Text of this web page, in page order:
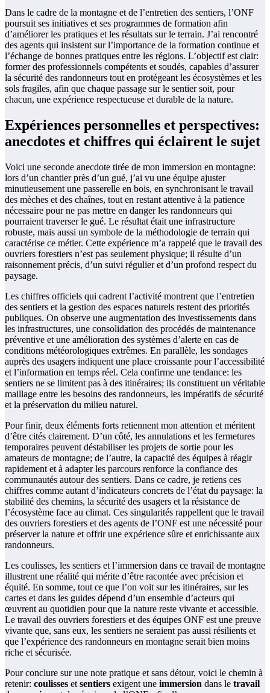
Dans le cadre de la montagne et de l’entretien des sentiers, l’ONF
poursuit ses initiatives et ses programmes de formation afin
d’améliorer les pratiques et les résultats sur le terrain. J’ai rencontré
des agents qui insistent sur l’importance de la formation continue et
l’échange de bonnes pratiques entre les régions. L’objectif est clair:
former des professionnels compétents et soudés, capables d’assurer
la sécurité des randonneurs tout en protégeant les écosystèmes et les
sols fragiles, afin que chaque passage sur le sentier soit, pour
chacun, une expérience respectueuse et durable de la nature.
Expériences personnelles et perspectives:
anecdotes et chiffres qui éclairent le sujet
Voici une seconde anecdote tirée de mon immersion en montagne:
lors d’un chantier près d’un gué, j’ai vu une équipe ajuster
minutieusement une passerelle en bois, en synchronisant le travail
des mèches et des chaînes, tout en restant attentive à la patience
nécessaire pour ne pas mettre en danger les randonneurs qui
pourraient traverser le gué. Le résultat était une infrastructure
robuste, mais aussi un symbole de la méthodologie de terrain qui
caractérise ce métier. Cette expérience m’a rappelé que le travail des
ouvriers forestiers n’est pas seulement physique; il résulte d’un
raisonnement précis, d’un suivi régulier et d’un profond respect du
paysage.
Les chiffres officiels qui cadrent l’activité montrent que l’entretien
des sentiers et la gestion des espaces naturels restent des priorités
publiques. On observe une augmentation des investissements dans
les infrastructures, une consolidation des procédés de maintenance
préventive et une amélioration des systèmes d’alerte en cas de
conditions météorologiques extrêmes. En parallèle, les sondages
auprès des usagers indiquent une place croissante pour l’accessibilité
et l’information en temps réel. Cela confirme une tendance: les
sentiers ne se limitent pas à des itinéraires; ils constituent un véritable
maillage entre les besoins des randonneurs, les impératifs de sécurité
et la préservation du milieu naturel.
Pour finir, deux éléments forts retiennent mon attention et méritent
d’être cités clairement. D’un côté, les annulations et les fermetures
temporaires peuvent déstabiliser les projets de sortie pour les
amateurs de montagne; de l’autre, la capacité des équipes à réagir
rapidement et à adapter les parcours renforce la confiance des
communautés autour des sentiers. Dans ce cadre, je retiens ces
chiffres comme autant d’indicateurs concrets de l’état du paysage: la
stabilité des chemins, la sécurité des usagers et la résistance de
l’écosystème face au climat. Ces singularités rappellent que le travail
des ouvriers forestiers et des agents de l’ONF est une nécessité pour
préserver la nature et offrir une expérience sûre et enrichissante aux
randonneurs.
Les coulisses, les sentiers et l’immersion dans ce travail de montagne
illustrent une réalité qui mérite d’être racontée avec précision et
équité. En somme, tout ce que l’on voit sur les itinéraires, sur les
cartes et dans les guides dépend d’un ensemble d’acteurs qui
œuvrent au quotidien pour que la nature reste vivante et accessible.
Le travail des ouvriers forestiers et des équipes ONF est une preuve
vivante que, sans eux, les sentiers ne seraient pas aussi résilients et
que l’expérience des randonneurs en montagne serait bien moins
riche et sécurisée.
Pour conclure sur une note pratique et sans détour, voici le chemin à
retenir: coulisses et sentiers exigent une immersion dans le travail